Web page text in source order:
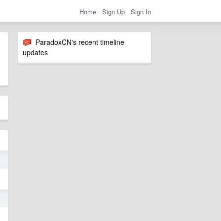
Home Sign Up Sign In
ParadoxCN's recent timeline
updates